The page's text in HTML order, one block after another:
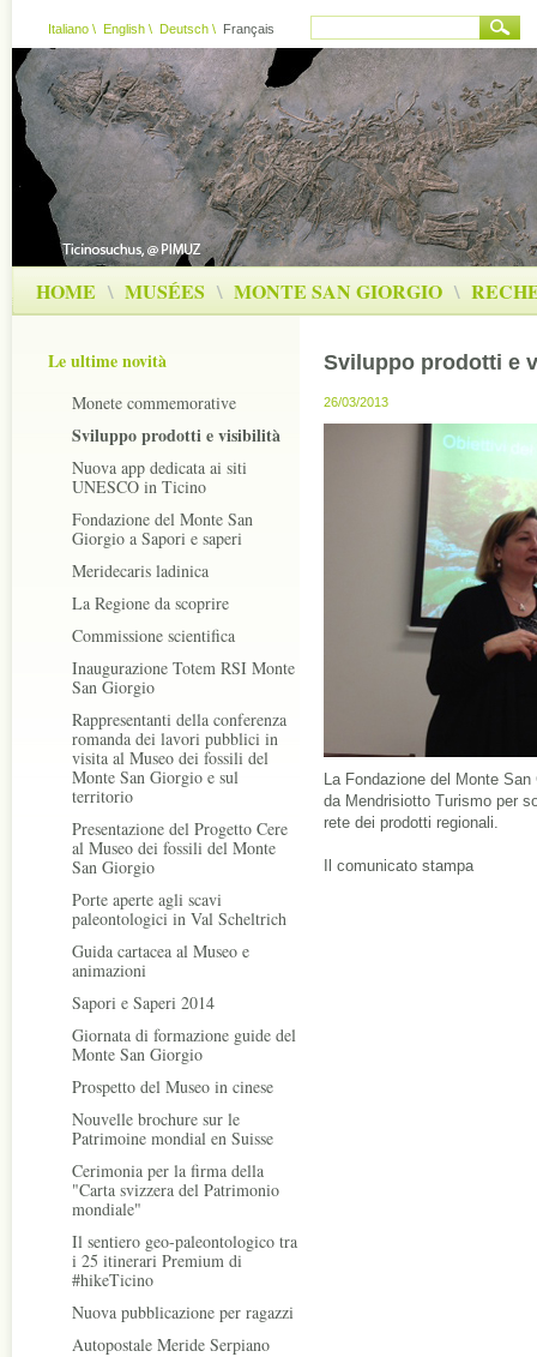
Italiano \ English \ Deutsch \ Français
HOME \ MUSÉES \ MONTE SAN GIORGIO \
Le ultime novità
Monete commemorative
Sviluppo prodotti e visibilità
Nuova app dedicata ai siti
UNESCO in Ticino
Fondazione del Monte San
Giorgio a Sapori e saperi
Meridecaris ladinica
La Regione da scoprire
Commissione scientifica
Inaugurazione Totem RSI Monte
San Giorgio
Rappresentanti della conferenza
romanda dei lavori pubblici in
visita al Museo dei fossili del
Monte San Giorgio e sul
territorio
Presentazione del Progetto Cere
al Museo dei fossili del Monte
San Giorgio
Porte aperte agli scavi
paleontologici in Val Scheltrich
Guida cartacea al Museo e
animazioni
Sapori e Saperi 2014
Giornata di formazione guide del
Monte San Giorgio
Prospetto del Museo in cinese
Nouvelle brochure sur le
Patrimoine mondial en Suisse
Cerimonia per la firma della
"Carta svizzera del Patrimonio
mondiale"
Il sentiero geo-paleontologico tra
i 25 itinerari Premium di
#hikeTicino
Nuova pubblicazione per ragazzi
Autopostale Meride Serpiano
Sviluppo prodotti e
26/03/2013
La Fondazione del Monte
da Mendrisiotto Turismo per
rete dei prodotti regionali.
Il comunicato stampa